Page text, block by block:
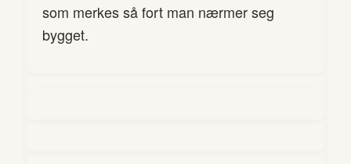
som merkes så fort man nærmer seg
bygget.